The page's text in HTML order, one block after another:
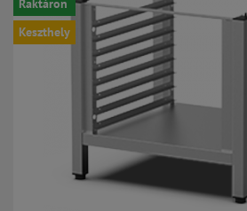
Raktáron
Keszthely